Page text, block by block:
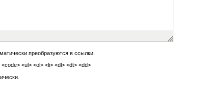
преобразуются в ссылки.
<ul> <ol> <li> <dl> <dt> <dd>